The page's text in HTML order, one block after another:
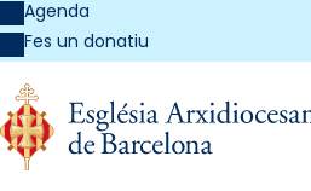
Agenda
Fes un donatiu